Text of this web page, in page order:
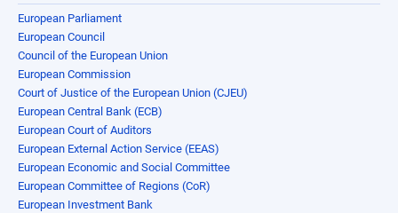
European Parliament
European Council
Council of the European Union
European Commission
Court of Justice of the European Union (CJEU)
European Central Bank (ECB)
European Court of Auditors
European External Action Service (EEAS)
European Economic and Social Committee
European Committee of Regions (CoR)
European Investment Bank